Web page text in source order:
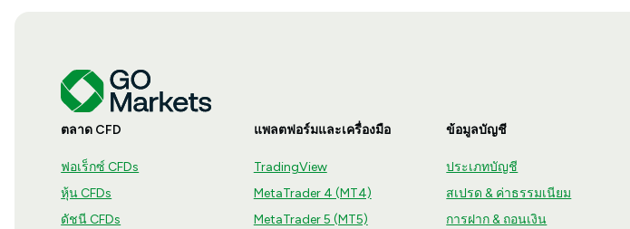
ตลาด CFD
ฟอเร็กซ์ CFDs
หุ้น CFDs
ดัชนี CFDs
แพลตฟอร์มและเครื่องมือ
TradingView
MetaTrader 4 (MT4)
MetaTrader 5 (MT5)
ข้อมูลบัญชี
ประเภทบัญชี
สเปรด & ค่าธรรมเนียม
การฝาก & ถอนเงิน